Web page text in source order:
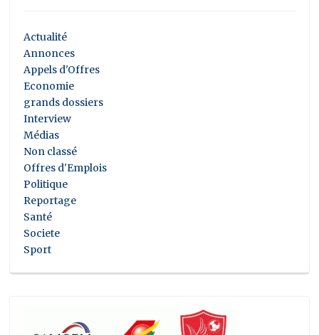
Actualité
Annonces
Appels d'Offres
Economie
grands dossiers
Interview
Médias
Non classé
Offres d'Emplois
Politique
Reportage
Santé
Societe
Sport